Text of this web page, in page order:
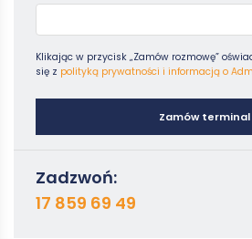
Klikając w przycisk „Zamów rozmowę”
się z polityką prywatności i informacją o
Zamów terminal
Zadzwoń:
17 859 69 49